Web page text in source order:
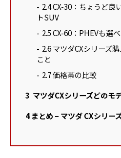
2.4CX-30：ちょうど良
トSUV
2.5CX-60：PHEVも選
2.6マツダCXシリーズ
こと
2.7価格帯の比較
3 マツダCXシリーズどのモ
4まとめ – マツダ CXシリー